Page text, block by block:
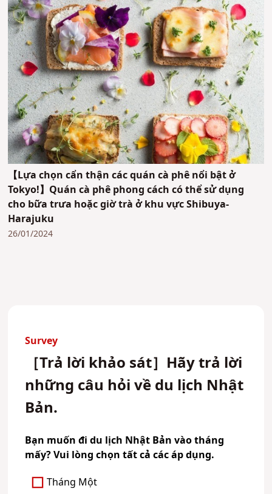
【Lựa chọn cẩn thận các quán cà phê nổi bật ở
Tokyo!】Quán cà phê phong cách có thể sử dụng
cho bữa trưa hoặc giờ trà ở khu vực Shibuya-
Harajuku
26/01/2024
Survey
［Trả lời khảo sát］Hãy trả lời
những câu hỏi về du lịch Nhật
Bản.
Bạn muốn đi du lịch Nhật Bản vào tháng
mấy? Vui lòng chọn tất cả các áp dụng.
Tháng Một